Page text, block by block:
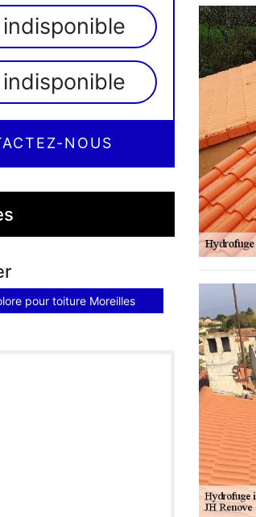
indisponible
indisponible
NOUS
pour toiture Moreilles